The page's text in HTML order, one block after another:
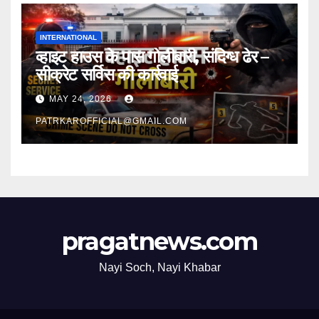
INTERNATIONAL
व्हाइट हाउस के पास गोलीबारी, संदिग्ध ढेर –
सीक्रेट सर्विस की कार्रवाई
MAY 24, 2026
PATRKAROFFICIAL@GMAIL.COM
pragatnews.com
Nayi Soch, Nayi Khabar